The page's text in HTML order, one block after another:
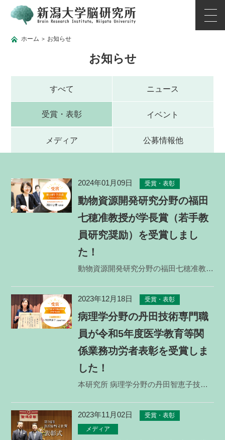
ホーム > お知らせ
お知らせ
すべて ニュース
受賞・表彰 イベント
メディア 公募情報他
2024年01月09日 受賞・表彰
動物資源開発研究分野の福田
七穂准教授が学長賞（若手教
員研究奨励）を受賞しまし
た！
動物資源開発研究分野の福田七穂准教授が第10回学長賞（若手教員研究奨励）を受賞しました。 学長賞（
2023年12月18日 受賞・表彰
病理学分野の丹田技術専門職
員が令和5年度医学教育等関
係業務功労者表彰を受賞しま
した！
本研究所 病理学分野の丹田智恵子技術専門職員が、長年の功績を認められ、文部科学省にて令和5年度医学教
2023年11月02日
受賞・表彰
メディア